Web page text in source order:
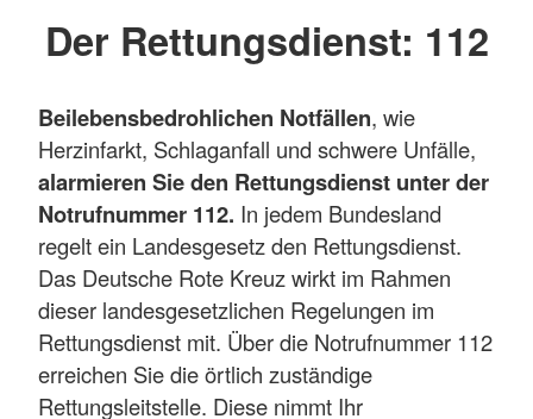
Der Rettungsdienst: 112
Beilebensbedrohlichen Notfällen, wie
Herzinfarkt, Schlaganfall und schwere Unfälle,
alarmieren Sie den Rettungsdienst unter der
Notrufnummer 112. In jedem Bundesland
regelt ein Landesgesetz den Rettungsdienst.
Das Deutsche Rote Kreuz wirkt im Rahmen
dieser landesgesetzlichen Regelungen im
Rettungsdienst mit. Über die Notrufnummer 112
erreichen Sie die örtlich zuständige
Rettungsleitstelle. Diese nimmt Ihr